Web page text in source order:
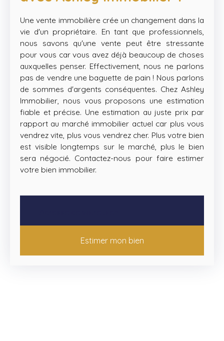
Une vente immobilière crée un changement dans la
vie d'un propriétaire. En tant que professionnels,
nous savons qu'une vente peut être stressante
pour vous car vous avez déjà beaucoup de choses
auxquelles penser. Effectivement, nous ne parlons
pas de vendre une baguette de pain ! Nous parlons
de sommes d'argents conséquentes. Chez Ashley
Immobilier, nous vous proposons une estimation
fiable et précise. Une estimation au juste prix par
rapport au marché immobilier actuel car plus vous
vendrez vite, plus vous vendrez cher. Plus votre bien
est visible longtemps sur le marché, plus le bien
sera négocié. Contactez-nous pour faire estimer
votre bien immobilier.
Estimer mon bien